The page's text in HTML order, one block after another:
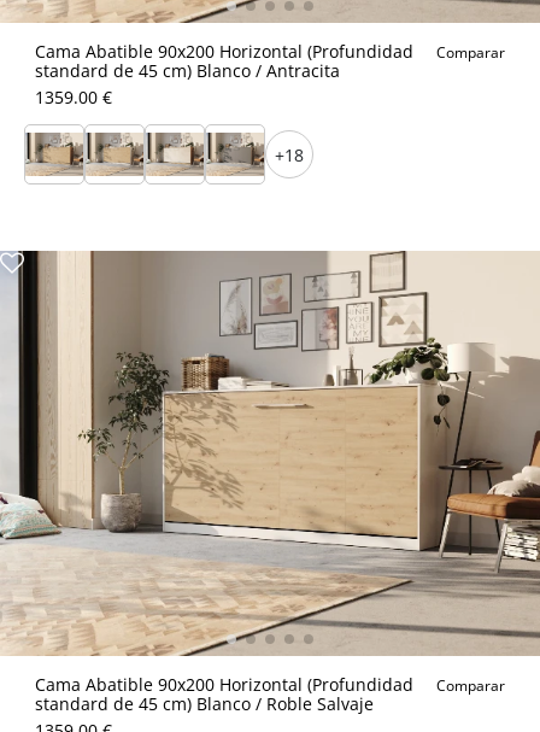
Cama Abatible 90x200 Horizontal (Profundidad
standard de 45 cm) Blanco / Antracita
Comparar
1359.00 €
+18
Cama Abatible 90x200 Horizontal (Profundidad
standard de 45 cm) Blanco / Roble Salvaje
Comparar